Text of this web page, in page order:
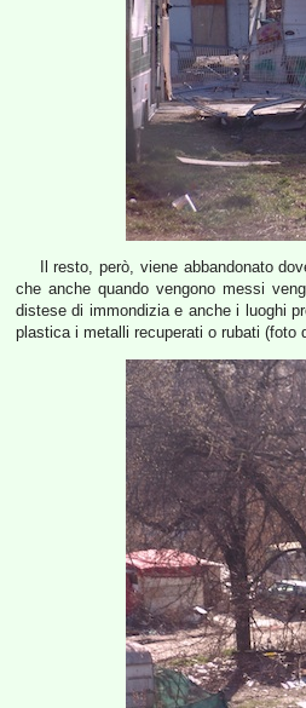
Il resto, però, viene abbandonato
che anche quando vengono messi
distese di immondizia e anche i luoghi
plastica i metalli recuperati o rubati (foto